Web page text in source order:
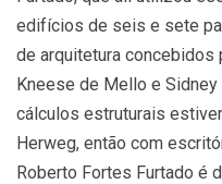
edifícios de seis e sete
de arquitetura concebidos
Kneese de Mello e
cálculos estruturais
Herweg, então com
Roberto Fortes Furtado é